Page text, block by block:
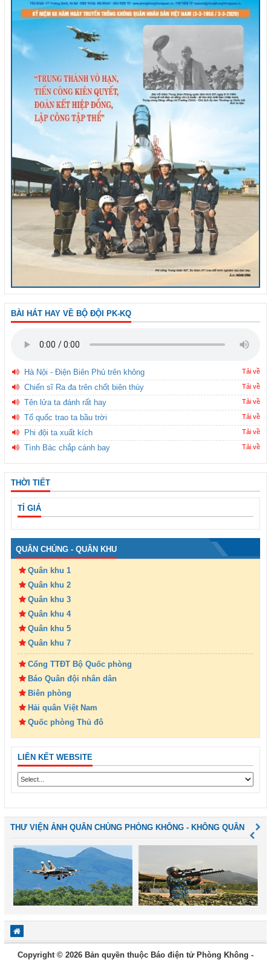
BÀI HÁT HAY VỀ BỘ ĐỘI PK-KQ
Hà Nội - Điện Biên Phủ trên không Tải về
Chiến sĩ Ra đa trên chốt biên thùy Tải về
Tên lửa ta đánh rất hay Tải về
Tổ quốc trao ta bầu trời Tải về
Phi đội ta xuất kích Tải về
Tình Bác chắp cánh bay Tải về
THỜI TIẾT
TỈ GIÁ
QUÂN CHỦNG - QUÂN KHU
Quân khu 1
Quân khu 2
Quân khu 3
Quân khu 4
Quân khu 5
Quân khu 7
Cổng TTĐT Bộ Quốc phòng
Báo Quân đội nhân dân
Biên phòng
Hải quân Việt Nam
Quốc phòng Thủ đô
LIÊN KẾT WEBSITE
THƯ VIỆN ẢNH QUÂN CHỦNG PHÒNG KHÔNG - KHÔNG QUÂN
Copyright © 2026 Bản quyền thuộc Báo điện tử Phòng Không -